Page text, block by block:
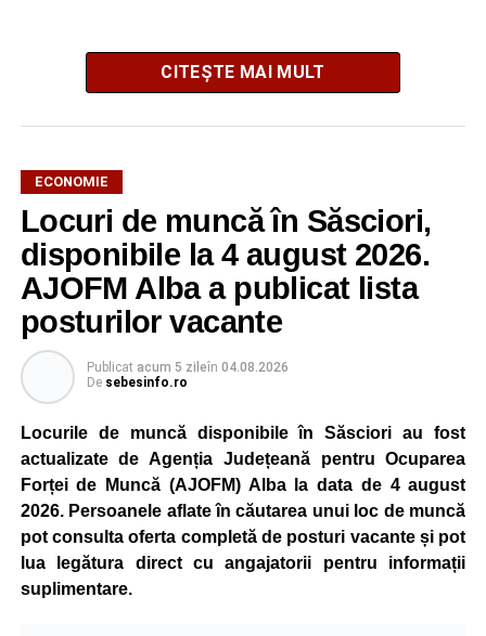
Potrivit unui comunicat al companiei, măsura va fi aplicată
gradual, în funcție de necesitățile sistemului energetic.
Reprezentanții Kronospan precizează că evoluția situației
este monitorizată permanent, iar activitatea va reveni la
capacitate normală imediat ce condițiile vor permite.
Compania dă asigurări că oprirea temporară a unor linii
de producție nu va afecta livrările către clienți.
Kronospan se numără printre cei mai mari consumatori de
energie electrică din România. O parte din necesarul
energetic este acoperită prin producția proprie de energie,
realizată cu ajutorul panourilor fotovoltaice și al unităților
de cogenerare.
Reprezentanții companiei afirmă că vor continua
colaborarea cu autoritățile și operatorii din domeniul
energetic pentru a contribui la depășirea perioadei dificile
CITEȘTE MAI MULT
ECONOMIE
Locuri de muncă în Săsciori,
disponibile la 4 august 2026.
AJOFM Alba a publicat lista
posturilor vacante
Publicat acum 5 zileîn 04.08.2026
De sebesinfo.ro
Locurile de muncă disponibile în Săsciori au fost
actualizate de Agenția Județeană pentru Ocuparea
Forței de Muncă (AJOFM) Alba la data de 4 august
2026. Persoanele aflate în căutarea unui loc de muncă
pot consulta oferta completă de posturi vacante și pot
lua legătura direct cu angajatorii pentru informații
suplimentare.